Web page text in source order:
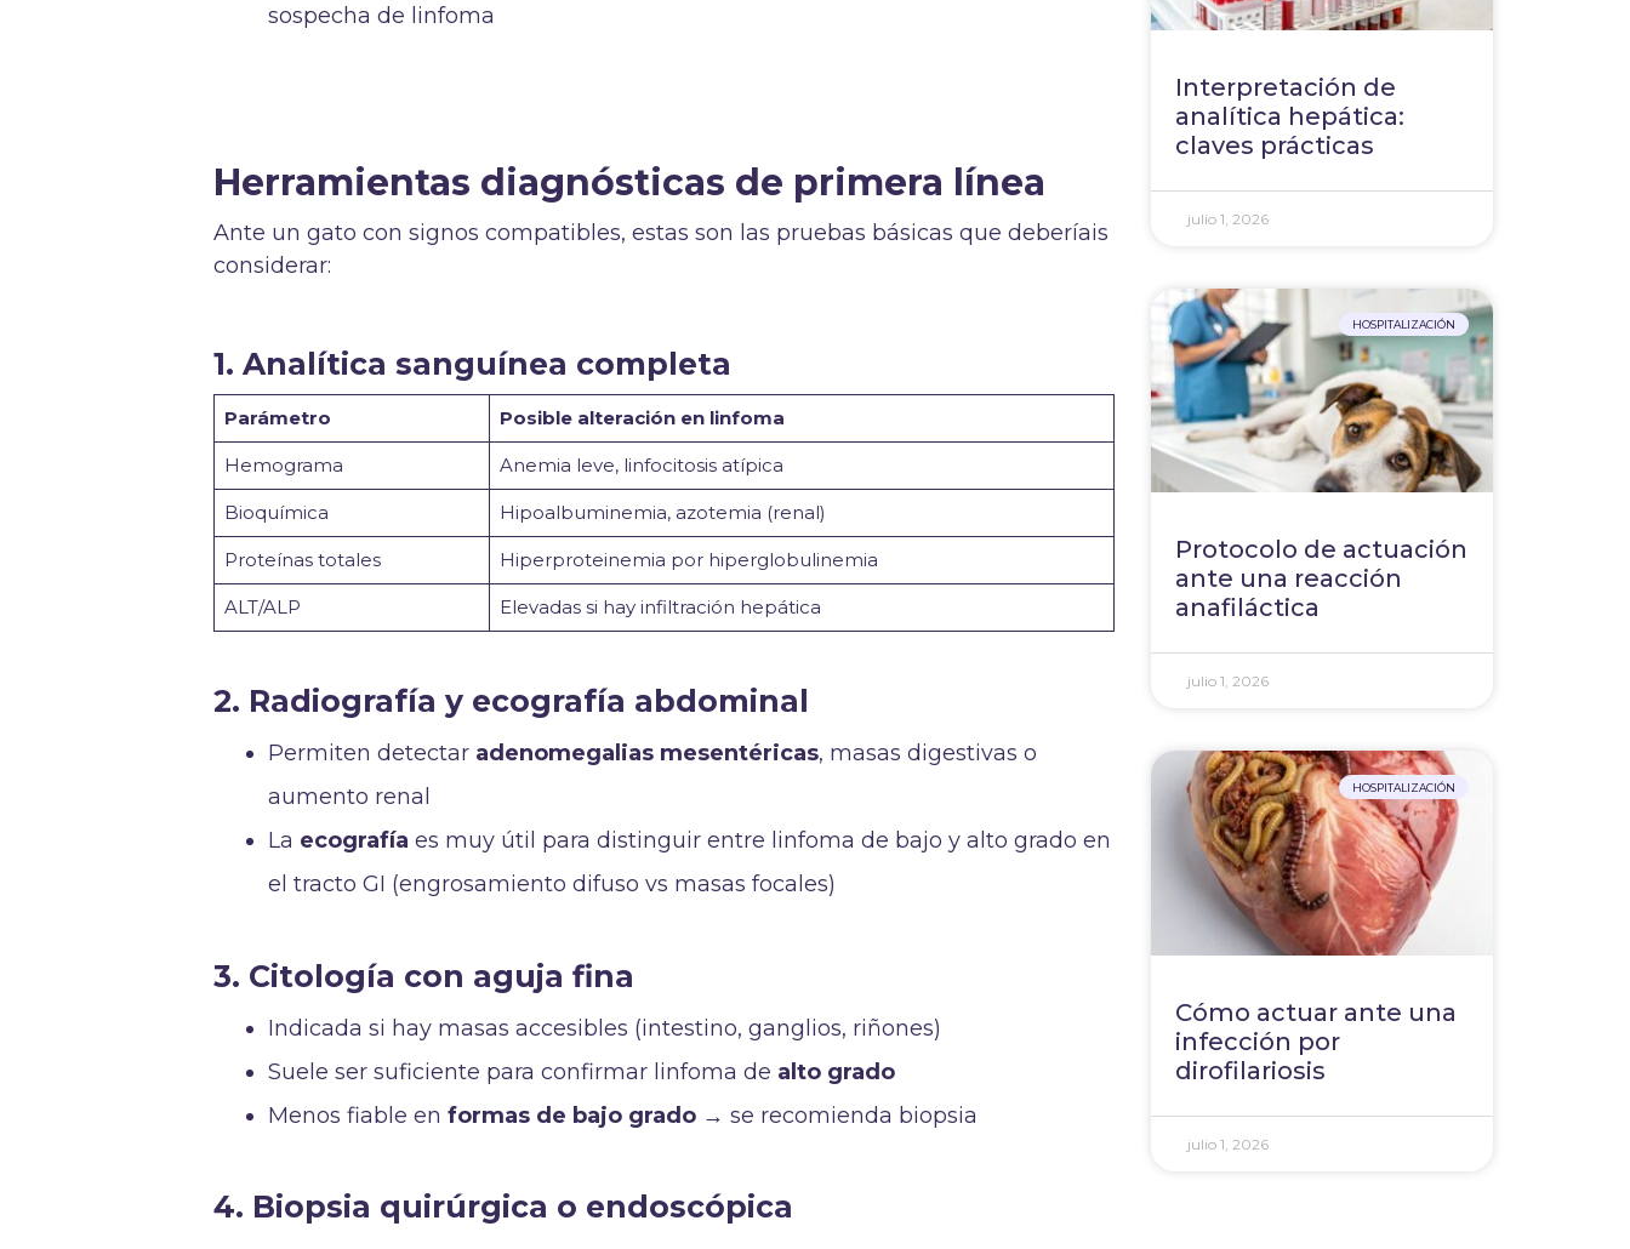
sospecha de linfoma
Herramientas diagnósticas de primera línea
Ante un gato con signos compatibles, estas son las pruebas básicas que deberíais
considerar:
1. Analítica sanguínea completa
Parámetro Posible alteración en linfoma
Hemograma Anemia leve, linfocitosis atípica
Bioquímica Hipoalbuminemia, azotemia (renal)
Proteínas totales Hiperproteinemia por hiperglobulinemia
ALT/ALP Elevadas si hay infiltración hepática
2. Radiografía y ecografía abdominal
Permiten detectar adenomegalias mesentéricas, masas digestivas o
aumento renal
La ecografía es muy útil para distinguir entre linfoma de bajo y alto grado en
el tracto GI (engrosamiento difuso vs masas focales)
3. Citología con aguja fina
Indicada si hay masas accesibles (intestino, ganglios, riñones)
Suele ser suficiente para confirmar linfoma de alto grado
Menos fiable enformas de bajo grado → se recomienda biopsia
4. Biopsia quirúrgica o endoscópica
Interpretación de
analítica hepática:
claves prácticas
julio 1, 2026
HOSPITALIZACIÓN
Protocolo de actuación
ante una reacción
anafiláctica
julio 1, 2026
HOSPITALIZACIÓN
Cómo actuar ante una
infección por
dirofilariosis
julio 1, 2026